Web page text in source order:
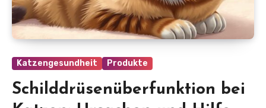
Katzengesundheit Produkte
Schilddrüsenüberfunktion bei